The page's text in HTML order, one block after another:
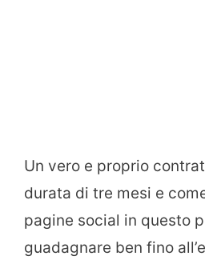
Un vero e proprio
durata di tre mesi e
pagine social in questo
guadagnare ben fino